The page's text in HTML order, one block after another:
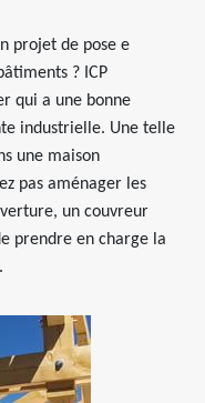
projet de pose e
? ICP
qui a une bonne
industrielle. Une telle
une maison
pas aménager les
un couvreur
prendre en charge la